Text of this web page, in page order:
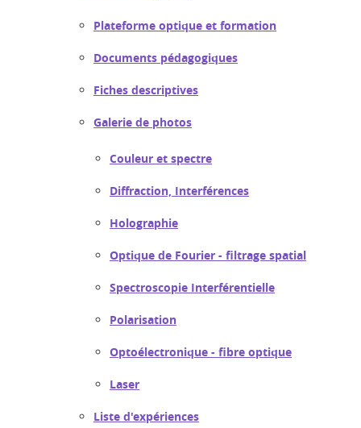
Plateforme optique et formation
Documents pédagogiques
Fiches descriptives
Galerie de photos
Couleur et spectre
Diffraction, Interférences
Holographie
Optique de Fourier - filtrage spatial
Spectroscopie Interférentielle
Polarisation
Optoélectronique - fibre optique
Laser
Liste d'expériences